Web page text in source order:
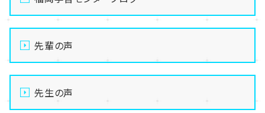
先輩の声
先生の声